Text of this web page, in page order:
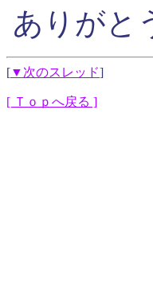
ありがと
[▼次のスレッド]
[ Ｔｏｐへ戻る ]